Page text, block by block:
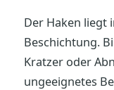
Der Haken liegt
Beschichtung.
Kratzer oder
ungeeignetes